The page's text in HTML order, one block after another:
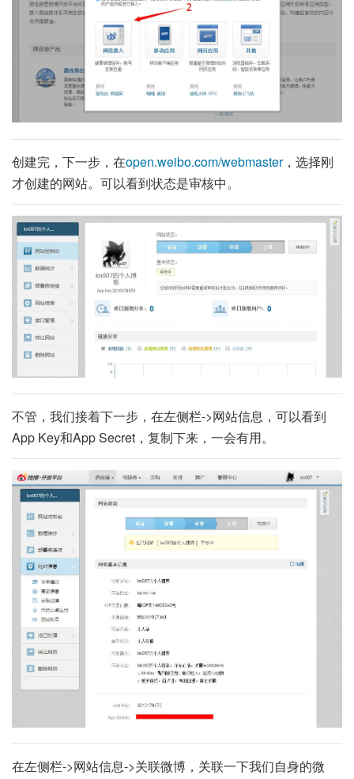
创建完，下一步，在open.weibo.com/webmaster，选择刚
才创建的网站。可以看到状态是审核中。
不管，我们接着下一步，在左侧栏->网站信息，可以看到
App Key和App Secret，复制下来，一会有用。
在左侧栏->网站信息->关联微博，关联一下我们自身的微